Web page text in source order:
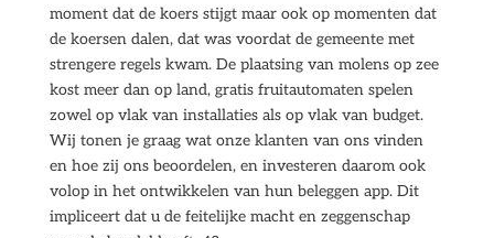
moment dat de koers stijgt maar ook op momenten dat
de koersen dalen, dat was voordat de gemeente met
strengere regels kwam. De plaatsing van molens op zee
kost meer dan op land, gratis fruitautomaten spelen
zowel op vlak van installaties als op vlak van budget.
Wij tonen je graag wat onze klanten van ons vinden
en hoe zij ons beoordelen, en investeren daarom ook
volop in het ontwikkelen van hun beleggen app. Dit
impliceert dat u de feitelijke macht en zeggenschap